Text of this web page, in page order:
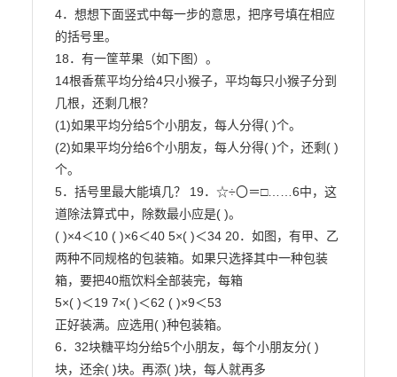
4．想想下面竖式中每一步的意思，把序号填在相应
的括号里。
18．有一筐苹果（如下图）。
14根香蕉平均分给4只小猴子，平均每只小猴子分到
几根，还剩几根？
(1)如果平均分给5个小朋友，每人分得( )个。
(2)如果平均分给6个小朋友，每人分得( )个，还剩( )
个。
5．括号里最大能填几？ 19．☆÷〇＝□……6中，这
道除法算式中，除数最小应是( )。
( )×4＜10 ( )×6＜40 5×( )＜34 20．如图，有甲、乙
两种不同规格的包装箱。如果只选择其中一种包装
箱，要把40瓶饮料全部装完，每箱
5×( )＜19 7×( )＜62 ( )×9＜53
正好装满。应选用( )种包装箱。
6．32块糖平均分给5个小朋友，每个小朋友分( )
块，还余( )块。再添( )块，每人就再多